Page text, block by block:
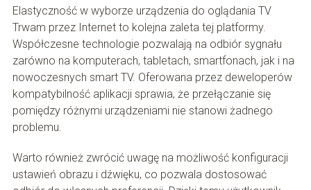
Elastyczność w wyborze urządzenia do oglądania TV
Trwam przez Internet to kolejna zaleta tej platformy.
Współczesne technologie pozwalają na odbiór sygnału
zarówno na komputerach, tabletach, smartfonach, jak i na
nowoczesnych smart TV. Oferowana przez deweloperów
kompatybilność aplikacji sprawia, że przełączanie się
pomiędzy różnymi urządzeniami nie stanowi żadnego
problemu.
Warto również zwrócić uwagę na możliwość konfiguracji
ustawień obrazu i dźwięku, co pozwala dostosować